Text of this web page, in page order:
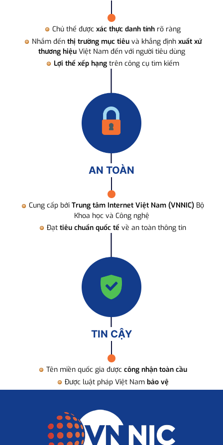
Chủ thể được xác thực danh tính rõ ràng
Nhắm đến thị trường mục tiêuvà khẳng định xuất xứ
thương hiệuViệt Nam đến với người tiêu dùng
Lợi thế xếp hạng trên công cụ tìm kiếm
AN TOÀN
Cung cấp bởi Trung tâm Internet Việt Nam (VNNIC) Bộ
Khoa học và Công nghệ
Đạt tiêu chuẩn quốc tế về an toàn thông tin
TIN CẬY
Tên miền quốc gia được công nhận toàn cầu
Được luật pháp Việt Nam bảo vệ